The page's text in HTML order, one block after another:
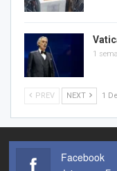
1
PREV NEXT 1
Facebook